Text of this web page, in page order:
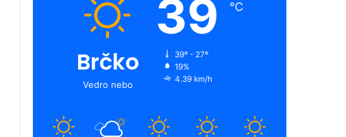
Brčko
Vedro nebo
39 ℃
39º - 27º
19%
4.39 km/h